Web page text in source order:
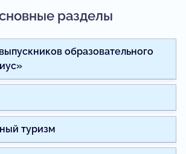
разделы
образовательного
туризм